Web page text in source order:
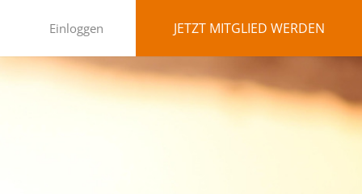
Einloggen JETZT MITGLIED WERDEN